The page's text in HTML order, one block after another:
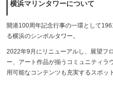
横浜マリンタワーについて
開港100周年記念行事の一環として
る横浜のシンボルタワー。
2022年9月にリニューアルし、展望フ
ー、アート作品が揃うコミュニティラ
用可能なコンテンツも充実するスポッ